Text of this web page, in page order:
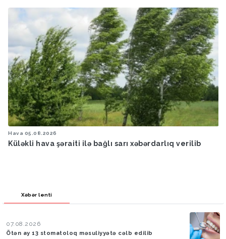
Hava 05.08.2026
Küləkli hava şəraiti ilə bağlı sarı xəbərdarlıq verilib
Xəbər lenti
07.08.2026
Ötən ay 13 stomatoloq məsuliyyətə cəlb edilib